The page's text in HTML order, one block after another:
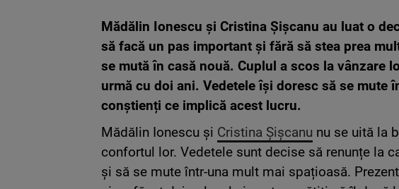
Mădălin Ionescu și Cristina Șișcanu au luat o
să facă un pas important și fără să stea prea
se mută în casă nouă. Cuplul a scos la vânzare
urmă cu doi ani. Vedetele își doresc să se mute
conștienți ce implică acest lucru.
Mădălin Ionescu și Cristina Șișcanu nu se uită la
confortul lor. Vedetele sunt decise să renunțe la
și să se mute într-una mult mai spațioasă.